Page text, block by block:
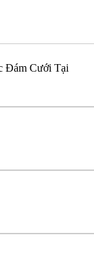
Đám Cưới Tại